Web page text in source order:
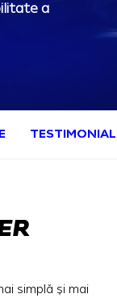
a
TESTIMONIAL
simplă și mai